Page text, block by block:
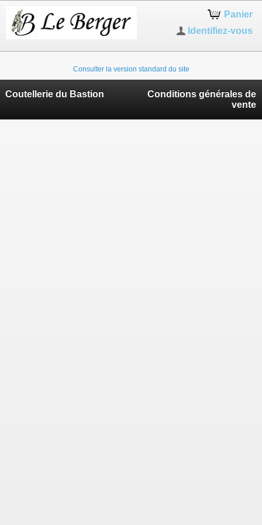
Panier
Identifiez-vous
Consulter la version standard du site
Coutellerie du Bastion
Conditions générales de
vente